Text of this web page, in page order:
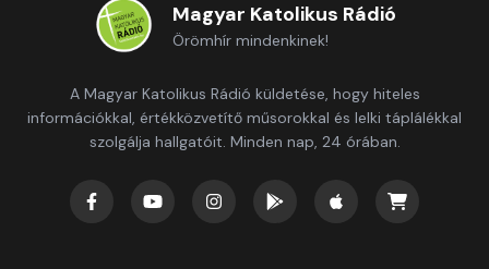
Magyar Katolikus Rádió
Örömhír mindenkinek!
A Magyar Katolikus Rádió küldetése, hogy hiteles
információkkal, értékközvetítő műsorokkal és lelki táplálékkal
szolgálja hallgatóit. Minden nap, 24 órában.